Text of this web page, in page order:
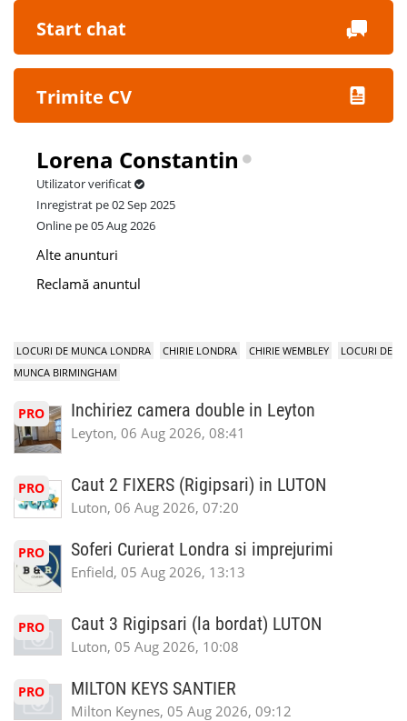
Start chat
Trimite CV
Lorena Constantin
Utilizator verificat
Inregistrat pe 02 Sep 2025
Online pe 05 Aug 2026
Alte anunturi
Reclamă anuntul
LOCURI DE MUNCA LONDRA CHIRIE LONDRA CHIRIE WEMBLEY
LOCURI DE
MUNCA BIRMINGHAM
PRO Inchiriez camera double in Leyton
Leyton, 06 Aug 2026, 08:41
PRO Caut 2 FIXERS (Rigipsari) in LUTON
Luton, 06 Aug 2026, 07:20
PRO Soferi Curierat Londra si imprejurimi
Enfield, 05 Aug 2026, 13:13
PRO Caut 3 Rigipsari (la bordat) LUTON
Luton, 05 Aug 2026, 10:08
PRO MILTON KEYS SANTIER
Milton Keynes, 05 Aug 2026, 09:12